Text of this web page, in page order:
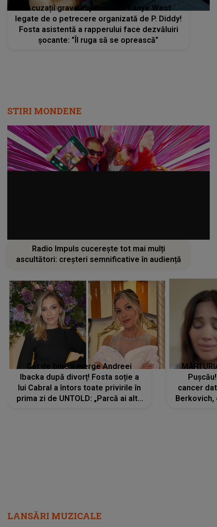
Acuzații grave împotriva lui Kanye West
legate de o petrecere organizată de P. Diddy!
Fosta asistentă a rapperului face dezvăluiri
șocante: ”Îl ruga să se oprească”
STIRI MONDENE
Radio Impuls cucerește tot mai mulți
ascultători: creșteri semnificative în audiență
Cât de bine îi merge Andreei
Ibacka după divorț! Fosta soție a
lui Cabral a întors toate privirile în
prima zi de UNTOLD: „Parcă ai altă
cancer
LANSĂRI MUZICALE